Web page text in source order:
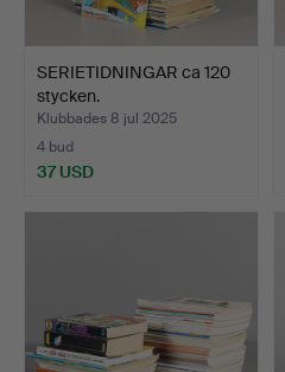
SERIETIDNINGAR ca 120
stycken.
Klubbades 8 jul 2025
4 bud
37 USD